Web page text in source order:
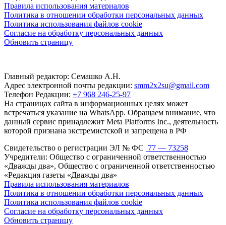
Правила использования материалов
Политика в отношении обработки персональных данных
Политика использования файлов cookie
Согласие на обработку персональных данных
Обновить страницу
Главный редактор: Семашко А.Н.
Адрес электронной почты редакции: smm2x2su@gmail.com
Телефон Редакции: +7 968 246-25-97
На страницах сайта в информационных целях может
встречаться указание на WhatsApp. Обращаем внимание, что
данный сервис принадлежит Meta Platforms Inc., деятельность
которой признана экстремистской и запрещена в РФ
Свидетельство о регистрации ЭЛ № ФС 77 — 73258
Учредители: Общество с ограниченной ответственностью
«Дважды два», Общество с ограниченной ответственностью
«Редакция газеты «Дважды два»
Правила использования материалов
Политика в отношении обработки персональных данных
Политика использования файлов cookie
Согласие на обработку персональных данных
Обновить страницу